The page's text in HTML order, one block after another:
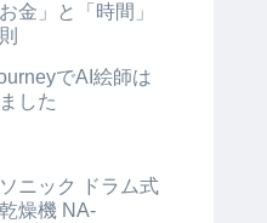
金」と「時間」
でAI絵師は
した
ニック ドラム式
燥機 NA-